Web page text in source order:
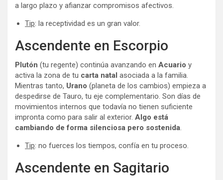
a largo plazo y afianzar compromisos afectivos.
Tip: la receptividad es un gran valor.
Ascendente en Escorpio
Plutón (tu regente) continúa avanzando en Acuario y
activa la zona de tu carta natal asociada a la familia.
Mientras tanto, Urano (planeta de los cambios) empieza a
despedirse de Tauro, tu eje complementario. Son días de
movimientos internos que todavía no tienen suficiente
impronta como para salir al exterior. Algo está
cambiando de forma silenciosa pero sostenida.
Tip: no fuerces los tiempos, confía en tu proceso.
Ascendente en Sagitario